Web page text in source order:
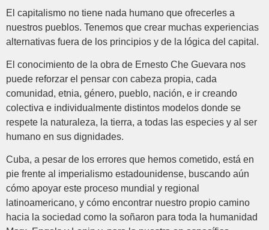
El capitalismo no tiene nada humano que ofrecerles a
nuestros pueblos. Tenemos que crear muchas experiencias
alternativas fuera de los principios y de la lógica del capital.
El conocimiento de la obra de Ernesto Che Guevara nos
puede reforzar el pensar con cabeza propia, cada
comunidad, etnia, género, pueblo, nación, e ir creando
colectiva e individualmente distintos modelos donde se
respete la naturaleza, la tierra, a todas las especies y al ser
humano en sus dignidades.
Cuba, a pesar de los errores que hemos cometido, está en
pie frente al imperialismo estadounidense, buscando aún
cómo apoyar este proceso mundial y regional
latinoamericano, y cómo encontrar nuestro propio camino
hacia la sociedad como la soñaron para toda la humanidad